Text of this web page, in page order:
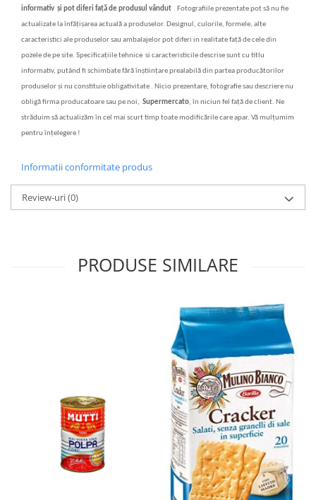
informativ și pot diferi fațăde produsul vândut . Fotografiile prezentate pot sănu fie
actualizate la înfățișarea actual ăa produselor. Designul, culorile, formele, alte
caracteristici ale produselor sau ambalajelor pot diferi in realitate fațăde cele din
pozele de pe site. Specificațiile tehnice si caracteristicile descrise sunt cu titlu
informativ, putând fi schimbate fărăînștiințare prealabil ădin partea producătorilor
produselorși nu constituie obligativitate . Nicio prezentare, fotografie sau descriere nu
obligăfirma producatoare sau pe noi, Supermercato, în niciun fel fațăde client. Ne
străduim să actualizăm în cel mai scurt timp toate modificările care apar. Vă mulțumim
pentru înțelegere !
Informatii conformitate produs
Review-uri(0)
PRODUSE SIMILARE